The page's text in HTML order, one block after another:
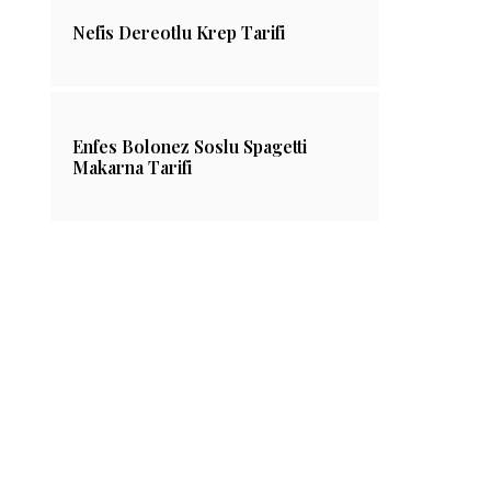
Nefis Dereotlu Krep Tarifi
Enfes Bolonez Soslu Spagetti
Makarna Tarifi